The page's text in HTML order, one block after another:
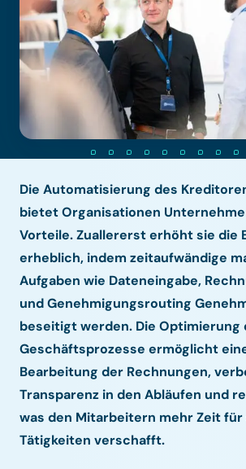
Die Automatisierung des
bietet Organisationen
Vorteile. Zuallererst erhöht sie die
erheblich, indem zeitaufwändige
Aufgaben wie Dateneingabe,
und Genehmigungsrouting
beseitigt werden. Die Optimierung
Geschäftsprozesse ermöglicht
Bearbeitung der Rechnungen,
Transparenz in den Abläufen und
was den Mitarbeitern mehr Zeit
Tätigkeiten verschafft.